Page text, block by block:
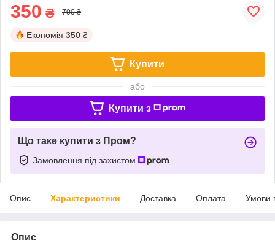
350 ₴ 700 ₴
Економія 350 ₴
Купити
або
Купити з
Що таке купити з Пром?
Замовлення під захистом
Опис Характеристики Доставка Оплата Умови
Опис